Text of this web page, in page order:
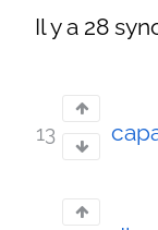
Il y a 28
13